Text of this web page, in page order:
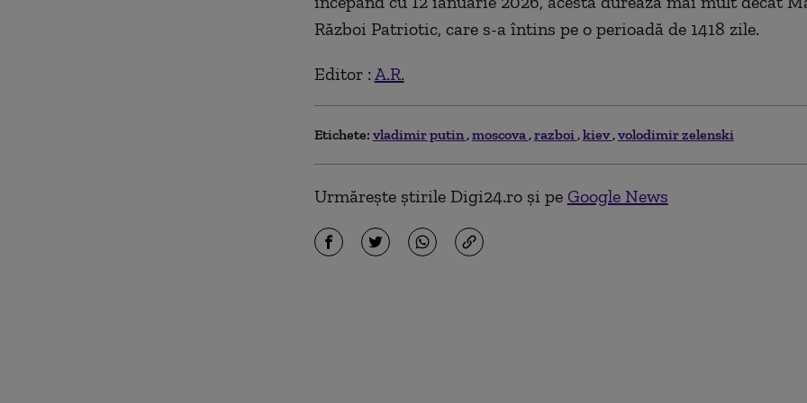
Război Patriotic, care s-a întins pe o perioadă de 1418 zile.
Editor : A.R.
Etichete: vladimir putin moscova razboi kiev volodimir zelenski
Urmărește știrile Digi24.ro și pe Google News